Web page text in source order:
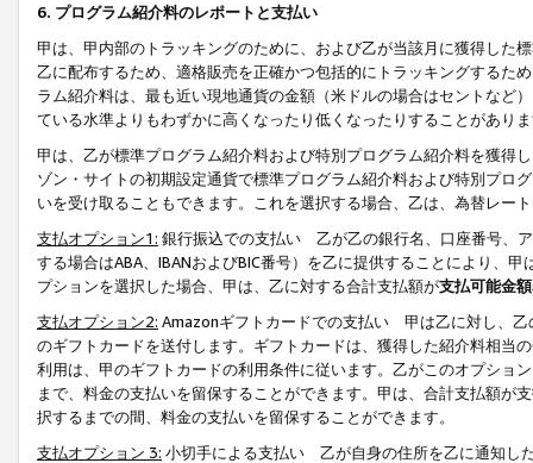
6. プログラム紹介料のレポートと支払い
甲は、甲内部のトラッキングのために、および乙が当該月に獲得した
乙に配布するため、適格販売を正確かつ包括的にトラッキングするた
ラム紹介料は、最も近い現地通貨の金額（米ドルの場合はセントなど
ている水準よりもわずかに高くなったり低くなったりすることがあり
甲は、乙が標準プログラム紹介料および特別プログラム紹介料を獲得
ゾン・サイトの初期設定通貨で標準プログラム紹介料および特別プロ
いを受け取ることもできます。これを選択する場合、乙は、為替レー
支払オプション1: 銀行振込での支払い 乙が乙の銀行名、口座番号、
する場合はABA、IBANおよびBIC番号）を乙に提供することにより、
プションを選択した場合、甲は、乙に対する合計支払額が支払可能金
支払オプション2: Amazonギフトカードでの支払い 甲は乙に対し、乙
のギフトカードを送付します。ギフトカードは、獲得した紹介料相当
利用は、甲のギフトカードの利用条件に従います。乙がこのオプショ
まで、料金の支払いを留保することができます。甲は、合計支払額が
択するまでの間、料金の支払いを留保することができます。
支払オプション 3: 小切手による支払い 乙が自身の住所を乙に通知し